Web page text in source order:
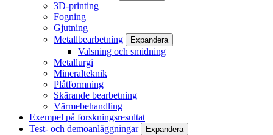
3D-printing
Fogning
Gjutning
Metallbearbetning
Expandera
Valsning och smidning
Metallurgi
Mineralteknik
Plåtformning
Skärande bearbetning
Värmebehandling
Exempel på forskningsresultat
Test- och demoanläggningar
Expandera